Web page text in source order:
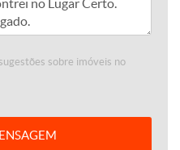
sobre imóveis no